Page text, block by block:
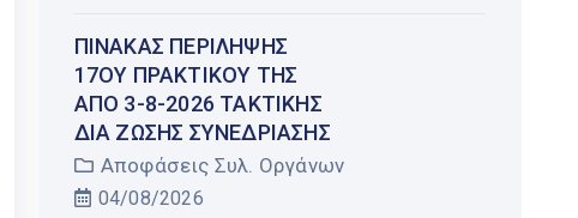
ΠΊΝΑΚΑΣ ΠΕΡΊΛΗΨΗΣ
17ΟΥ ΠΡΑΚΤΙΚΟΎ ΤΗΣ
ΑΠΌ 3-8-2026 ΤΑΚΤΙΚΉΣ
ΔΙΑ ΖΏΣΗΣ ΣΥΝΕΔΡΊΑΣΗΣ
Αποφάσεις Συλ. Οργάνων
04/08/2026